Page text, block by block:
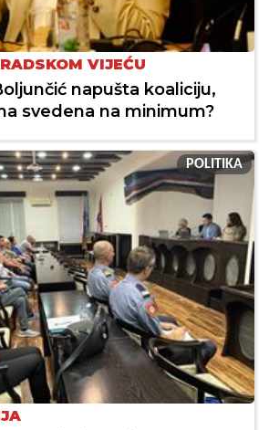
VIJEĆU
napušta koaliciju,
svedena na minimum?
POLITIKA